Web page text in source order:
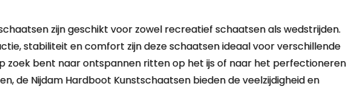
zijn geschikt voor zowel recreatief schaatsen als wedstrijden.
stabiliteit en comfort zijn deze schaatsen ideaal voor verschillende
zoek bent naar ontspannen ritten op het ijs of naar het perfectioneren
de Nijdam Hardboot Kunstschaatsen bieden de veelzijdigheid en